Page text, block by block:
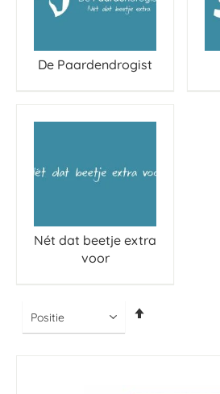
De Paardendrogist
Nét dat beetje extra
voor